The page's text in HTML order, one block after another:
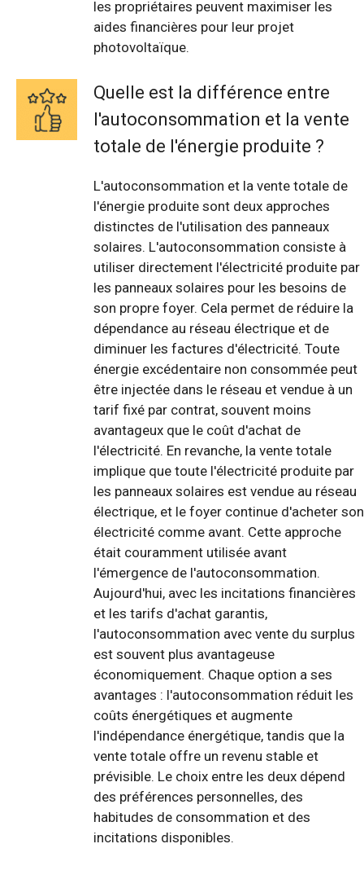
les propriétaires peuvent maximiser les
aides financières pour leur projet
photovoltaïque.
Quelle est la différence entre
l'autoconsommation et la vente
totale de l'énergie produite ?
L'autoconsommation et la vente totale de
l'énergie produite sont deux approches
distinctes de l'utilisation des panneaux
solaires. L'autoconsommation consiste à
utiliser directement l'électricité produite par
les panneaux solaires pour les besoins de
son propre foyer. Cela permet de réduire la
dépendance au réseau électrique et de
diminuer les factures d'électricité. Toute
énergie excédentaire non consommée peut
être injectée dans le réseau et vendue à un
tarif fixé par contrat, souvent moins
avantageux que le coût d'achat de
l'électricité. En revanche, la vente totale
implique que toute l'électricité produite par
les panneaux solaires est vendue au réseau
électrique, et le foyer continue d'acheter son
électricité comme avant. Cette approche
était couramment utilisée avant
l'émergence de l'autoconsommation.
Aujourd'hui, avec les incitations financières
et les tarifs d'achat garantis,
l'autoconsommation avec vente du surplus
est souvent plus avantageuse
économiquement. Chaque option a ses
avantages : l'autoconsommation réduit les
coûts énergétiques et augmente
l'indépendance énergétique, tandis que la
vente totale offre un revenu stable et
prévisible. Le choix entre les deux dépend
des préférences personnelles, des
habitudes de consommation et des
incitations disponibles.